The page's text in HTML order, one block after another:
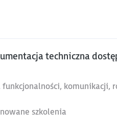
techniczna
funkcjonalności, komunikacji,
szkolenia